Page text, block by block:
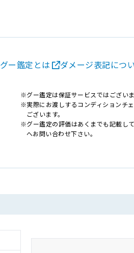
グー鑑定とは ダメージ表記につ
グー鑑定は保証サービスではござい
実際にお渡しするコンディションチ
ございます。
グー鑑定の評価はあくまでも記載し
へお問い合わせ下さい。